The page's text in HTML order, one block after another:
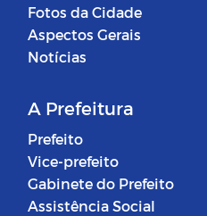
Fotos da Cidade
Aspectos Gerais
Notícias
A Prefeitura
Prefeito
Vice-prefeito
Gabinete do Prefeito
Assistência Social